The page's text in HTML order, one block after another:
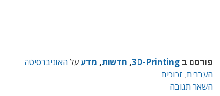
פורסם ב 3D-Printing
, חדשות, מדע עלהאוניברסיטה
העברית, זכוכית
השאר תגובה